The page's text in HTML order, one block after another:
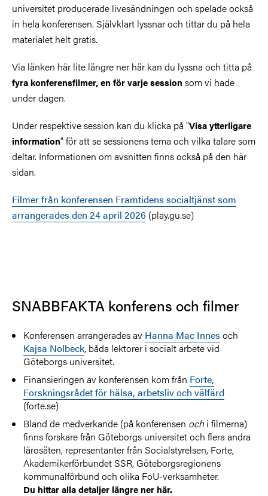
universitet producerade livesändningen och spelade också
in hela konferensen. Självklart lyssnar och tittar du på hela
materialet helt gratis.
Via länken här lite längre ner här kan du lyssna och titta på
fyra konferensfilmer, en för varje session som vi hade
under dagen.
Under respektive session kan du klicka på "Visa ytterligare
information" för att se sessionens tema och vilka talare som
deltar. Informationen om avsnitten finns också på den här
sidan.
Filmer från konferensen Framtidens socialtjänst som
arrangerades den 24 april 2026 (play.gu.se)
SNABBFAKTA konferens och filmer
Konferensen arrangerades av Hanna Mac Innes och
Kajsa Nolbeck, båda lektorer i socialt arbete vid
Göteborgs universitet.
Finansieringen av konferensen kom från Forte,
Forskningsrådet för hälsa, arbetsliv och välfärd
(forte.se)
Bland de medverkande (på konferensen och i filmerna)
finns forskare från Göteborgs universitet och flera andra
lärosäten, representanter från Socialstyrelsen, Forte,
Akademikerförbundet SSR, Göteborgsregionens
kommunalförbund och olika FoU-verksamheter.
Du hittar alla detaljer längre ner här.